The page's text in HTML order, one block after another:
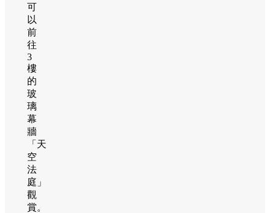
可
以
前
往
3
樓
的
玻
璃
幕
牆
「天
空
法
庭」
觀
賞。